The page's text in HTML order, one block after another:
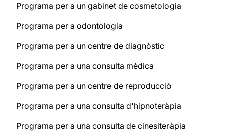
Programa per a un gabinet de cosmetologia
Programa per a odontologia
Programa per a un centre de diagnòstic
Programa per a una consulta mèdica
Programa per a un centre de reproducció
Programa per a una consulta d'hipnoteràpia
Programa per a una consulta de cinesiteràpia